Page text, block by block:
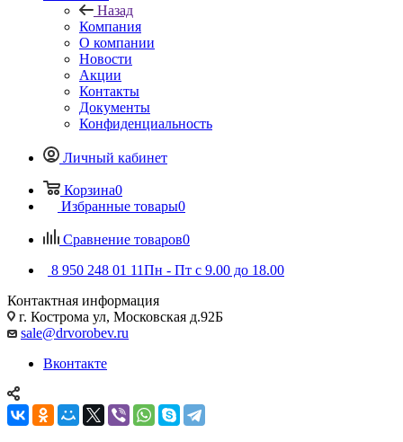
Назад
Компания
О компании
Новости
Акции
Контакты
Документы
Конфиденциальность
Личный кабинет
Корзина0
Избранные товары0
Сравнение товаров0
8 950 248 01 11Пн - Пт с 9.00 до 18.00
Контактная информация
г. Кострома ул, Московская д.92Б
sale@drvorobev.ru
Вконтакте